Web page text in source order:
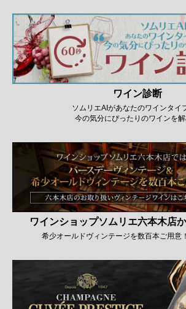
ワイン診断
ソムリエAIがあなたのワインタイ
今の気分にぴったりのワインを解
ワインショップソムリエ六本木店
希少オールドヴィンテージを数百本ご用意